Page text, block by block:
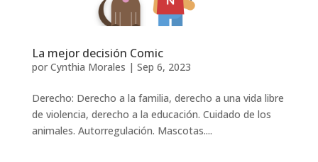
La mejor decisión Comic
por Cynthia Morales | Sep 6, 2023
Derecho: Derecho a la familia, derecho a una vida libre
de violencia, derecho a la educación. Cuidado de los
animales. Autorregulación. Mascotas....